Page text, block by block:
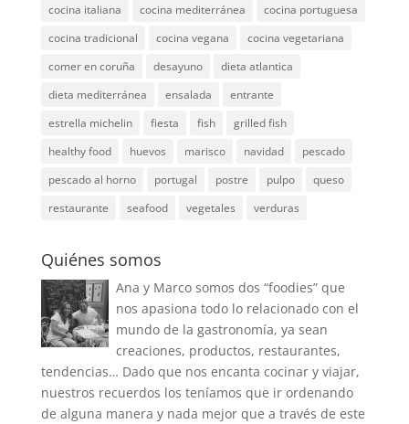
cocina italiana
cocina mediterránea
cocina portuguesa
cocina tradicional
cocina vegana
cocina vegetariana
comer en coruña
desayuno
dieta atlantica
dieta mediterránea
ensalada
entrante
estrella michelin
fiesta fish
grilled fish
healthy food
huevos marisco navidad
pescado
pescado al horno
portugal postre pulpo
queso
restaurante
seafood vegetales verduras
Quiénes somos
Ana y Marco somos dos “foodies” que
nos apasiona todo lo relacionado con el
mundo de la gastronomía, ya sean
creaciones, productos, restaurantes,
tendencias… Dado que nos encanta cocinar y viajar,
nuestros recuerdos los teníamos que ir ordenando
de alguna manera y nada mejor que a través de este